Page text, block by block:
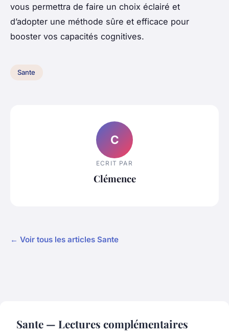
vous permettra de faire un choix éclairé et
d’adopter une méthode sûre et efficace pour
booster vos capacités cognitives.
Sante
C
ECRIT PAR
Clémence
← Voir tous les articles Sante
Sante — Lectures complémentaires